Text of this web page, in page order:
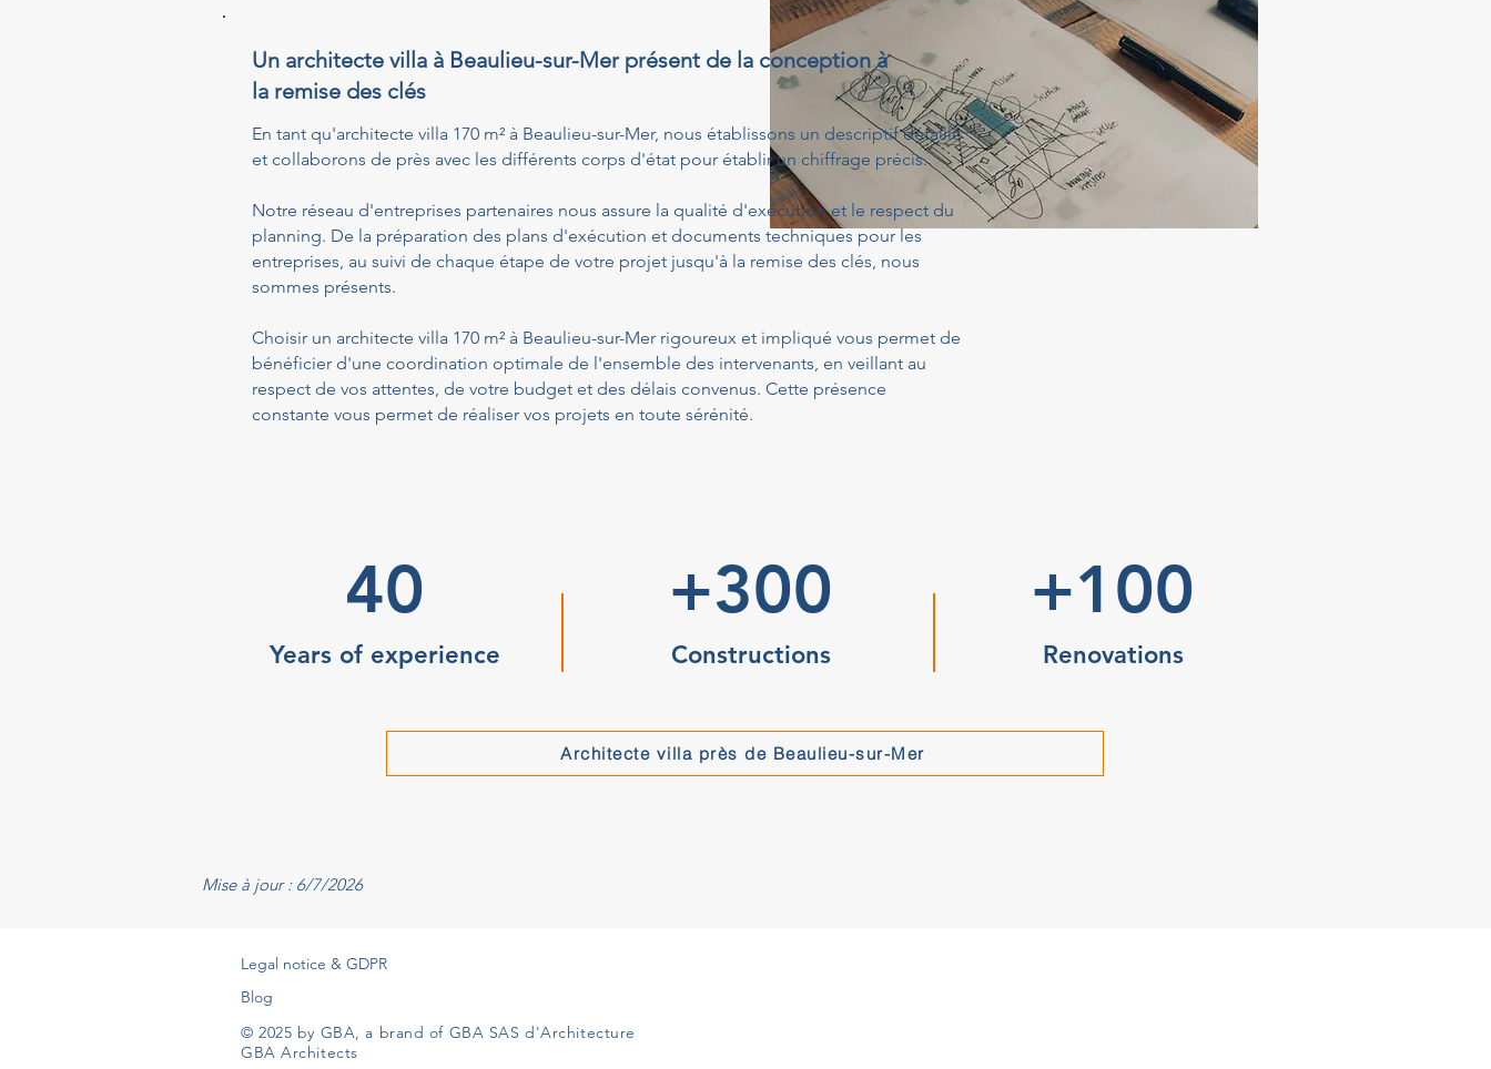
Un architecte villa à Beaulieu-sur-Mer présent de la conception à
la remise des clés
En tant qu'architecte villa 170 m² à Beaulieu-sur-Mer, nous établissons un descriptif détaillé
et collaborons de près avec les différents corps d'état pour établir un chiffrage précis.
Notre réseau d'entreprises partenaires nous assure la qualité d'exécution et le respect du
planning. De la préparation des plans d'exécution et documents techniques pour les
entreprises, au suivi de chaque étape de votre projet jusqu'à la remise des clés, nous
sommes présents.
Choisir un architecte villa 170 m² à Beaulieu-sur-Mer rigoureux et impliqué vous permet de
bénéficier d'une coordination optimale de l'ensemble des intervenants, en veillant au
respect de vos attentes, de votre budget et des délais convenus. Cette présence
constante vous permet de réaliser vos projets en toute sérénité.
40
Years of experience
+300
Constructions
+100
Renovations
Architecte villa près de Beaulieu-sur-Mer
Mise à jour : 6/7/2026
Legal notice & GDPR
Blog
© 2025 by GBA, a brand of GBA SAS d'Architecture
GBA Architects